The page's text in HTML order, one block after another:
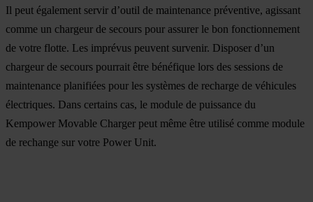
Il peut également servir d’outil de maintenance préventive, agissant
comme un chargeur de secours pour assurer le bon fonctionnement
de votre flotte. Les imprévus peuvent survenir. Disposer d’un
chargeur de secours pourrait être bénéfique lors des sessions de
maintenance planifiées pour les systèmes de recharge de véhicules
électriques. Dans certains cas, le module de puissance du
Kempower Movable Charger peut même être utilisé comme module
de rechange sur votre Power Unit.